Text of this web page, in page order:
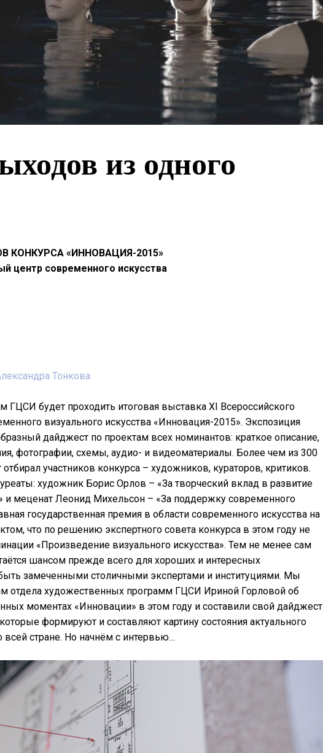
из одного
КОНКУРСА «ИННОВАЦИЯ-2015»
центр современного искусства
Тонкова
будет проходить итоговая выставка XI Всероссийского
визуального искусства «Инновация-2015». Экспозиция
дайджест по проектам всех номинантов: краткое описание,
фотографии, схемы, аудио- и видеоматериалы. Более чем из 300
участников конкурса – художников, кураторов, критиков.
художник Борис Орлов – «За творческий вклад в развитие
и меценат Леонид Михельсон – «За поддержку современного
государственная премия в области современного искусства на
что по решению экспертного совета конкурса в этом году не
«Произведение визуального искусства». Тем не менее сам
шансом прежде всего для хороших и интересных
замеченными столичными экспертами и институциями. Мы
отдела художественных программ ГЦСИ Ириной Горловой об
моментах «Инновации» в этом году и составили свой дайджест
формируют и составляют картину состояния актуального
всей стране. Но начнём с интервью…